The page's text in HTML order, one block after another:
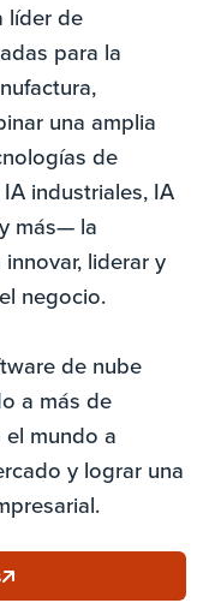
líder de
para la
una amplia
de
industriales, IA
más— la
liderar y
negocio.
de nube
a más de
mundo a
y lograr una